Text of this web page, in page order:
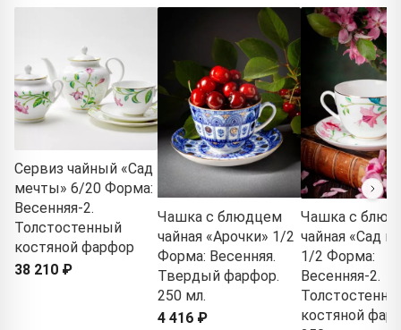
Сервиз чайный «Сад
мечты» 6/20 Форма:
Весенняя-2.
Толстостенный
костяной фарфор
38 210 ₽
Чашка с блюдцем
чайная «Арочки» 1/2
Форма: Весенняя.
Твердый фарфор.
250 мл.
4 416 ₽
Чашка с
чайная «Сад
1/2 Форма:
Весенняя-2.
костяной